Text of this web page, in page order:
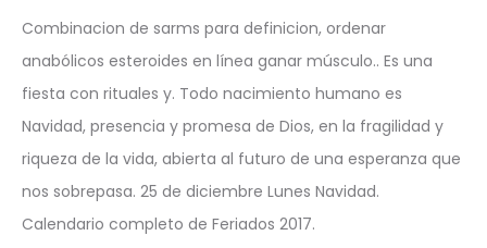
Combinacion de sarms para definicion, ordenar
anabólicos esteroides en línea ganar músculo.. Es una
fiesta con rituales y. Todo nacimiento humano es
Navidad, presencia y promesa de Dios, en la fragilidad y
riqueza de la vida, abierta al futuro de una esperanza que
nos sobrepasa. 25 de diciembre Lunes Navidad.
Calendario completo de Feriados 2017.